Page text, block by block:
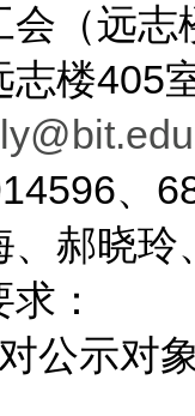
会（远志
志楼405
、
、郝晓玲
：
公示对